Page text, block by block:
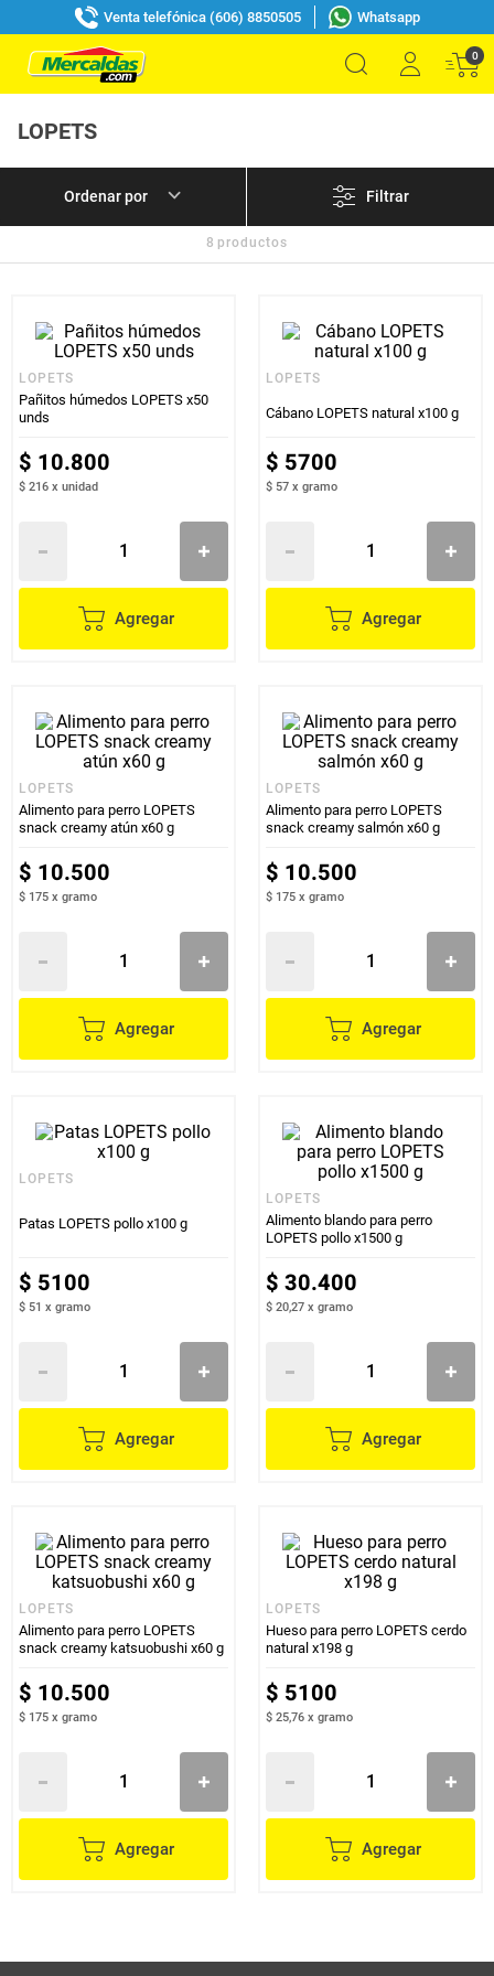
Venta telefónica (606) 8850505 Whatsapp
0
LOPETS
Filtrar
8 productos
LOPETS
Pañitos húmedos LOPETS x50
unds
$ 10.800
$ 216 x unidad
Agregar
LOPETS
Cábano LOPETS natural x100 g
$ 5700
$ 57 x gramo
Agregar
LOPETS
Alimento para perro LOPETS
snack creamy atún x60 g
$ 10.500
$ 175 x gramo
Agregar
LOPETS
Alimento para perro LOPETS
snack creamy salmón x60 g
$ 10.500
$ 175 x gramo
Agregar
LOPETS
Patas LOPETS pollo x100 g
$ 5100
$ 51 x gramo
Agregar
LOPETS
Alimento blando para perro
LOPETS pollo x1500 g
$ 30.400
$ 20,27 x gramo
Agregar
LOPETS
Alimento para perro LOPETS
snack creamy katsuobushi x60 g
$ 10.500
$ 175 x gramo
Agregar
LOPETS
Hueso para perro LOPETS cerdo
natural x198 g
$ 5100
$ 25,76 x gramo
Agregar